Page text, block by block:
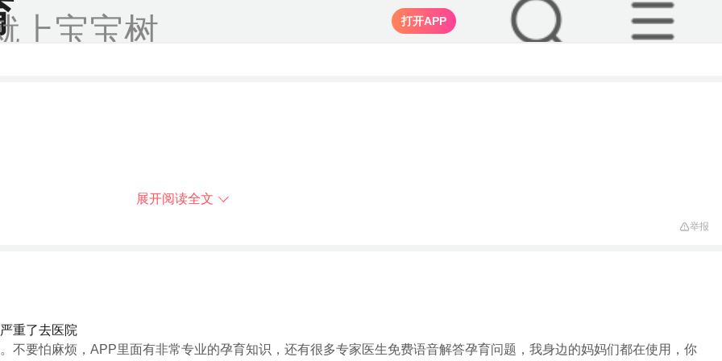
上宝宝树 打开APP
展开阅读全文
举报
重了去医院
不要怕麻烦，APP里面有非常专业的孕育知识，还有很多专家医生免费语音解答孕育问题，我身边的妈妈们都在使用，你